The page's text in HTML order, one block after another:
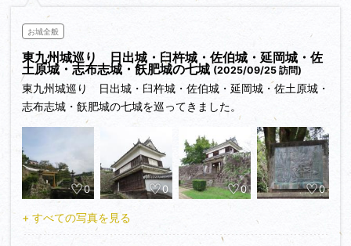
重臣筆頭の立花道雪が龍造寺と対峙していた筑後高良山で病死
し、同じく外交に長けた重臣の臼杵鑑速も病死、さらに忠義に
離反が相次ぐようになります。もはや自力で大友家を立て直す
事ができなくなった宗麟は、大坂に行き豊臣秀吉に助けを乞い
ました。
秀吉との謁見に先立ち、大坂城では秀長が丁重に接待してくれ
たそうです。そして秀長は宗麟を千利休の茶室に招き、そこで
宗麟の手を握り、
内々の事は千利休に
表向きの事はこの秀長に
お城全般
東九州城巡り 日出城・臼杵城・佐伯城・延岡城・佐
土原城・志布志城・飫肥城の七城(2025/09/25 訪問)
東九州城巡り 日出城・臼杵城・佐伯城・延岡城・佐土原城・
志布志城・飫肥城の七城を巡ってきました。
0 0 0 0
+ すべての写真を見る